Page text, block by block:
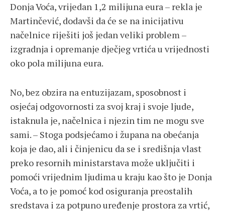
Donja Voća, vrijedan 1,2 milijuna eura – rekla je
Martinčević, dodavši da će se na inicijativu
načelnice riješiti još jedan veliki problem –
izgradnja i opremanje dječjeg vrtića u vrijednosti
oko pola milijuna eura.
No, bez obzira na entuzijazam, sposobnost i
osjećaj odgovornosti za svoj kraj i svoje ljude,
istaknula je, načelnica i njezin tim ne mogu sve
sami. – Stoga podsjećamo i župana na obećanja
koja je dao, ali i činjenicu da se i središnja vlast
preko resornih ministarstava može uključiti i
pomoći vrijednim ljudima u kraju kao što je Donja
Voća, a to je pomoć kod osiguranja preostalih
sredstava i za potpuno uređenje prostora za vrtić,